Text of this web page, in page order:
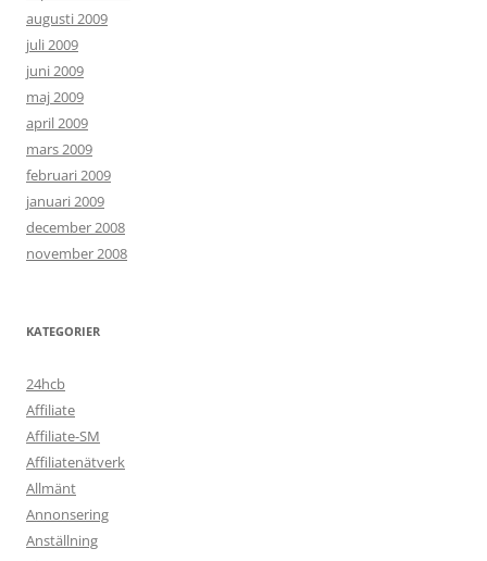
augusti 2009
juli 2009
juni 2009
maj 2009
april 2009
mars 2009
februari 2009
januari 2009
december 2008
november 2008
KATEGORIER
24hcb
Affiliate
Affiliate-SM
Affiliatenätverk
Allmänt
Annonsering
Anställning